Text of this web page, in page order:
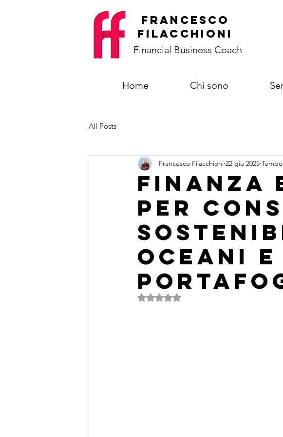
francesco
filacchioni
Financial Business Coach
Home Chi sono
All Posts
Finanza
per
oceani
Francesco Filacchioni 22 giu 2025
Valutazione NaN stelle su 5.